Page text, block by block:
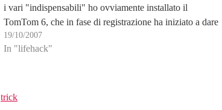
i vari "indispensabili" ho ovviamente installato il
TomTom 6, che in fase di registrazione ha iniziato a dare
in numeri non riconoscendomi…
19/10/2007
In "lifehack"
trick